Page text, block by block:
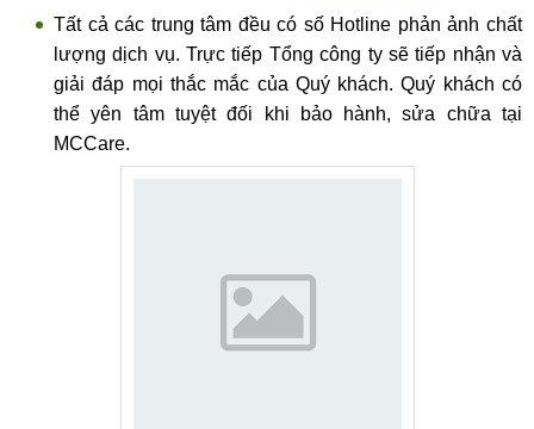
Tất cả các trung tâm đều có số Hotline phản ảnh chất
lượng dịch vụ. Trực tiếp Tổng công ty sẽ tiếp nhận và
giải đáp mọi thắc mắc của Quý khách. Quý khách có
thể yên tâm tuyệt đối khi bảo hành, sửa chữa tại
MCCare.